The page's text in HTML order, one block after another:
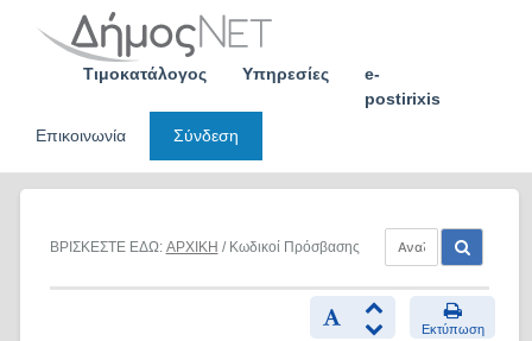
Τιμοκατάλογος Υπηρεσίες
e-
postirixis
Επικοινωνία
Σύνδεση
ΒΡΙΣΚΕΣΤΕ ΕΔΩ: ΑΡΧΙΚΗ / Κωδικοί Πρόσβασης
Εκτύπωση